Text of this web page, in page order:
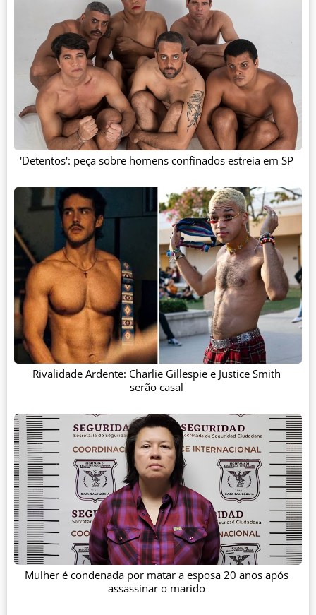
'Detentos': peça sobre homens confinados estreia em SP
Rivalidade Ardente: Charlie Gillespie e Justice Smith
serão casal
Mulher é condenada por matar a esposa 20 anos após
assassinar o marido